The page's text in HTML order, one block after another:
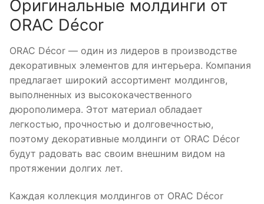
Оригинальные молдинги от
ORAC Décor
ORAC Décor — один из лидеров в производстве
декоративных элементов для интерьера. Компания
предлагает широкий ассортимент молдингов,
выполненных из высококачественного
дюрополимера. Этот материал обладает
легкостью, прочностью и долговечностью,
поэтому декоративные молдинги от ORAC Décor
будут радовать вас своим внешним видом на
протяжении долгих лет.
Каждая коллекция молдингов от ORAC Décor